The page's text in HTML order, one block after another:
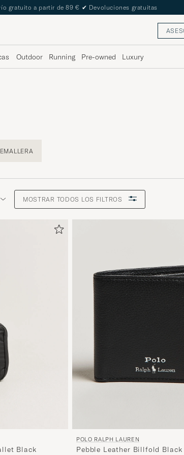
The Care of Carl Passport
Outdoor Running Pre-owned Luxury
MOSTRAR TODOS LOS FILTROS
Black
POLO RALPH LAUREN
Pebble Leather Billfold Black